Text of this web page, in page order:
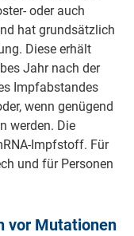
oder auch
hat grundsätzlich
Diese erhält
Jahr nach der
Impfabstandes
wenn genügend
werden. Die
Impfstoff. Für
und für Personen
vor Mutationen